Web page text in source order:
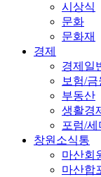
시상식
문화
문화재
경제
경제일
보험/금
부동산
생활경
포럼/
창원소식통
마산회
마산합